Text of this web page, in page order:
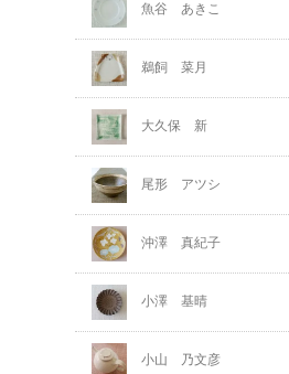
魚谷 あきこ
鵜飼 菜月
大久保 新
尾形 アツシ
沖澤 真紀子
小澤 基晴
小山 乃文彦